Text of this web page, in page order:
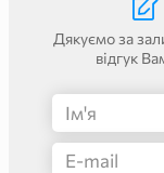
Дякуємо за
відгук